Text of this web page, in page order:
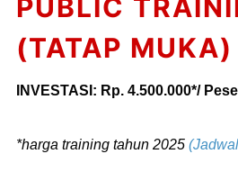
PUBLIC
(TATAP MUKA)
INVESTASI: Rp. 4.500.000*/
*harga training tahun 2025